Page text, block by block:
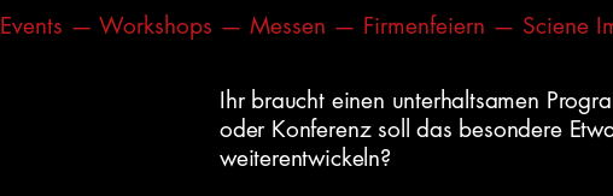
Events — Workshops — Messen — Firmenfeiern —
Ihr braucht einen unterhaltsamen
oder Konferenz soll das besondere
weiterentwickeln?